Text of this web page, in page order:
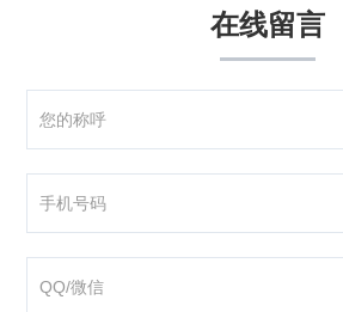
在线留言